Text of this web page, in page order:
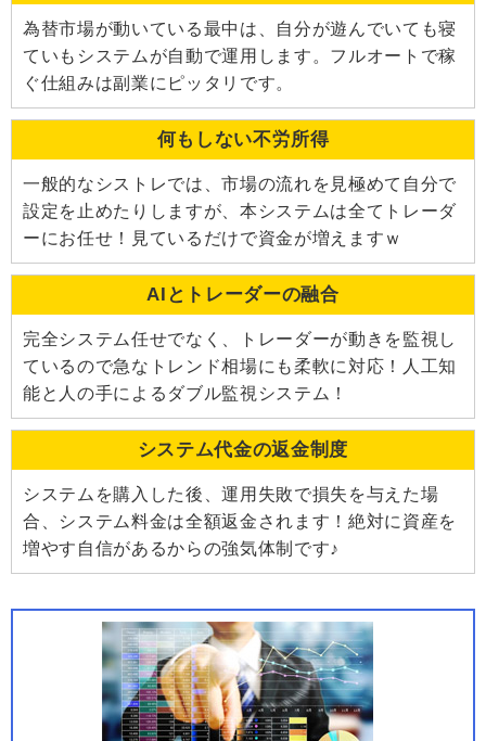
為替市場が動いている最中は、自分が遊んでいても寝
ていもシステムが自動で運用します。フルオートで稼
ぐ仕組みは副業にピッタリです。
何もしない不労所得
一般的なシストレでは、市場の流れを見極めて自分で
設定を止めたりしますが、本システムは全てトレーダ
ーにお任せ！見ているだけで資金が増えますｗ
AIとトレーダーの融合
完全システム任せでなく、トレーダーが動きを監視し
ているので急なトレンド相場にも柔軟に対応！人工知
能と人の手によるダブル監視システム！
システム代金の返金制度
システムを購入した後、運用失敗で損失を与えた場
合、システム料金は全額返金されます！絶対に資産を
増やす自信があるからの強気体制です♪